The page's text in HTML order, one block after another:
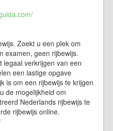
Zoekt u een plek om
examen, geen rijbewijs.
legaal verkrijgen van een
een lastige opgave
is om een ​​rijbewijs te krijgen
de mogelijkheid om
Nederlands rijbewijs te
rijbewijs online.